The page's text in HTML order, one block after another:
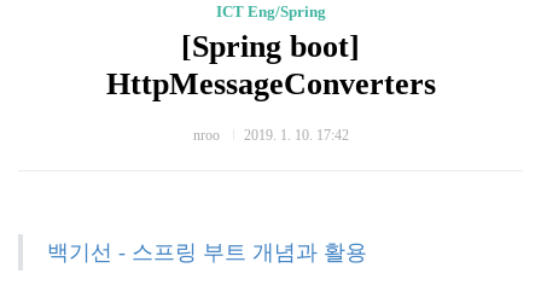
ICT Eng/Spring
[Spring boot]
HttpMessageConverters
nroo 2019. 1. 10. 17:42
백기선 - 스프링 부트 개념과 활용